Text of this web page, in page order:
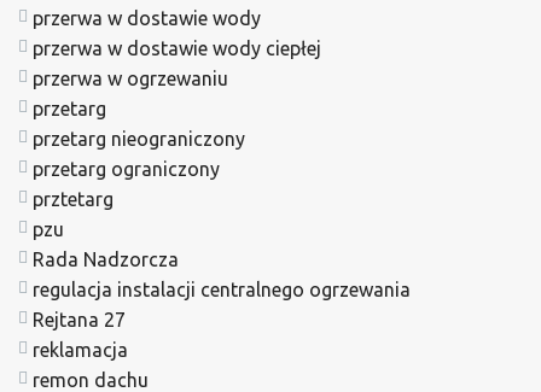
przerwa w dostawie wody
przerwa w dostawie wody ciepłej
przerwa w ogrzewaniu
przetarg
przetarg nieograniczony
przetarg ograniczony
prztetarg
pzu
Rada Nadzorcza
regulacja instalacji centralnego ogrzewania
Rejtana 27
reklamacja
remon dachu